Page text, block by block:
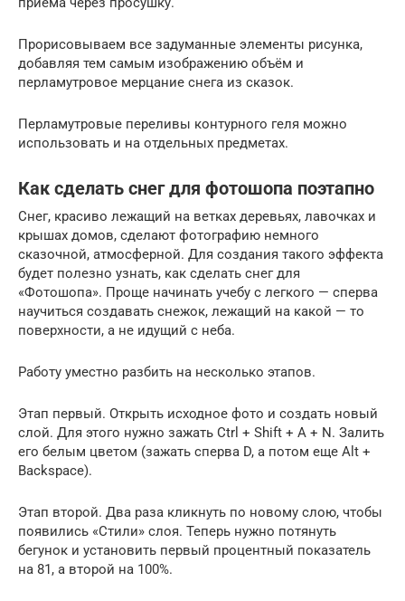
Прорисовываем все задуманные элементы рисунка,
добавляя тем самым изображению объём и
перламутровое мерцание снега из сказок.
Перламутровые переливы контурного геля можно
использовать и на отдельных предметах.
Как сделать снег для фотошопа поэтапно
Снег, красиво лежащий на ветках деревьях, лавочках и
крышах домов, сделают фотографию немного
сказочной, атмосферной. Для создания такого эффекта
будет полезно узнать, как сделать снег для
«Фотошопа». Проще начинать учебу с легкого — сперва
научиться создавать снежок, лежащий на какой — то
поверхности, а не идущий с неба.
Работу уместно разбить на несколько этапов.
Этап первый. Открыть исходное фото и создать новый
слой. Для этого нужно зажать Ctrl + Shift + A + N. Залить
его белым цветом (зажать сперва D, а потом еще Alt +
Backspace).
Этап второй. Два раза кликнуть по новому слою, чтобы
появились «Стили» слоя. Теперь нужно потянуть
бегунок и установить первый процентный показатель
на 81, а второй на 100%.